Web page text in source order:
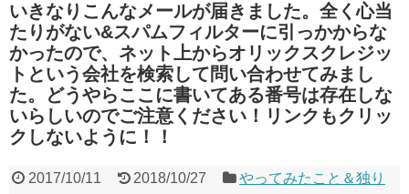
いきなりこんなメールが届きました。全く心当
たりがない&スパムフィルターに引っかからな
かったので、ネット上からオリックスクレジッ
トという会社を検索して問い合わせてみまし
た。どうやらここに書いてある番号は存在しな
いらしいのでご注意ください！リンクもクリッ
クしないように！！
2017/10/11 2018/10/27
やってみたこと＆独り